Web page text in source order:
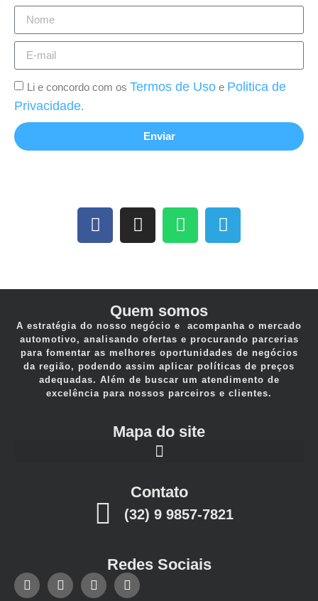
Li e concordo com os Termos de Uso e Politica de
Privacidade.
Enviar
Quem somos
A estratégia do nosso negócio e acompanha o mercado
automotivo, analisando ofertas e procurando parcerias
para fomentar as melhores oportunidades de negócios
da região, podendo assim aplicar políticas de preços
adequadas. Além de buscar um atendimento de
excelência para nossos parceiros e clientes.
Mapa do site
Contato
(32) 9 9857-7821
Redes Sociais